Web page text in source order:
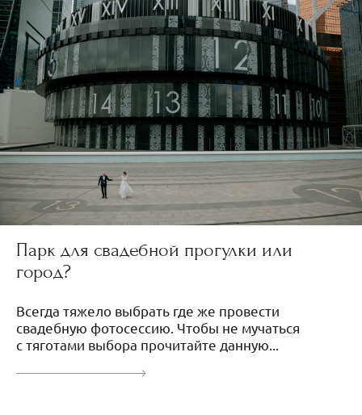
Парк для свадебной прогулки или
город?
Всегда тяжело выбрать где же провести
свадебную фотосессию. Чтобы не мучаться
с тяготами выбора прочитайте данную...